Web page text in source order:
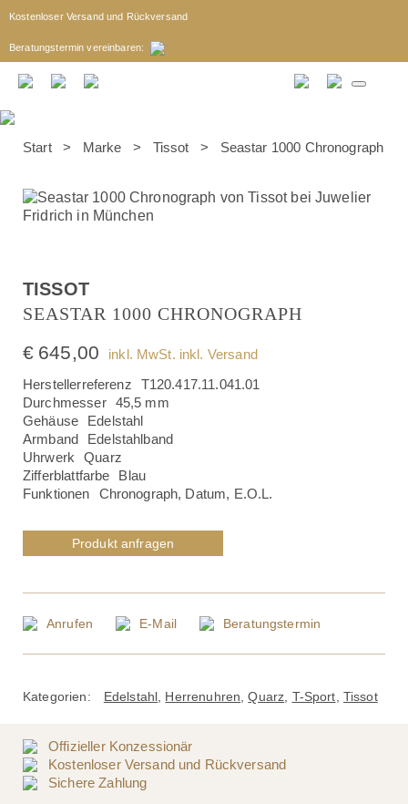
Kostenloser Versand und Rückversand
Beratungstermin vereinbaren:
Start> Marke > Tissot > Seastar 1000 Chronograph
TISSOT
SEASTAR 1000 CHRONOGRAPH
€ 645,00
inkl. MwSt. inkl. Versand
Herstellerreferenz
T120.417.11.041.01
Durchmesser
45,5 mm
Gehäuse
Edelstahl
Armband
Edelstahlband
Uhrwerk
Quarz
Zifferblattfarbe
Blau
Funktionen
Chronograph, Datum, E.O.L.
Produkt anfragen
Anrufen E-Mail Beratungstermin
Kategorien: Edelstahl Herrenuhren ,Quarz T-Sport Tissot
Offizieller Konzessionär
Kostenloser Versand und Rückversand
Sichere Zahlung